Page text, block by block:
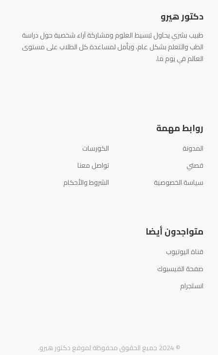
دكتور هيرو
طبيب بشري يحاول تبسيط العلوم ومشاركة آراء شخصية حول دراسة
الطب والتعلم بشكل عام، ويأمل لمساعدة كل الطلاب على مستوى
العالم في يوم ما.
روابط مهمة
المدونة
الكورسات
قصتي
تواصل معنا
سياسة الخصوصية
الشروط والأحكام
متواجدون أيضا
قناة اليوتيوب
صفحة الفيسبوك
انستجرام
© 2024 جميع الحقوق محفوظة لموقع دكتور هيرو.